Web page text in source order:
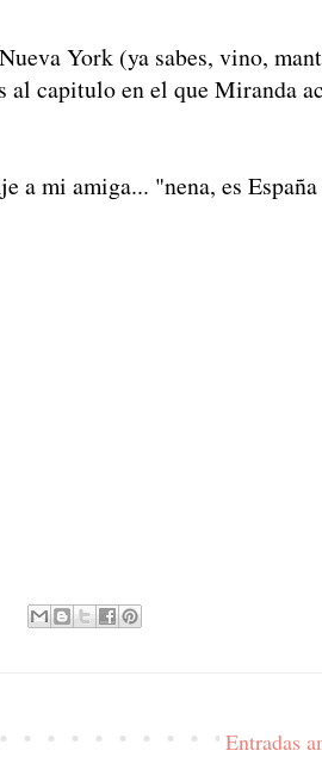
York (ya sabes, vino,
capitulo en el que Miranda
a mi amiga... "nena, es
Entradas